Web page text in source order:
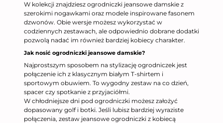
W kolekcji znajdziesz ogrodniczki jeansowe damskie z
szerokimi nogawkami oraz modele inspirowane fasonem
dzwonów. Obie wersje możesz wykorzystać w
codziennych zestawach, ale odpowiednio dobrane dodatki
pozwolą nadać im również bardziej kobiecy charakter.
Jak nosić ogrodniczki jeansowe damskie?
Najprostszym sposobem na stylizację ogrodniczek jest
połączenie ich z klasycznym białym T-shirtem i
sportowym obuwiem. To wygodny zestaw na co dzień,
spacer czy spotkanie z przyjaciółmi.
W chłodniejsze dni pod ogrodniczki możesz założyć
dopasowany golf i botki. Jeśli lubisz bardziej wyraziste
połączenia, zestaw jeansowe ogrodniczki z kobiecą